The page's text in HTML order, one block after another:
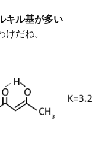
キル基が多い
だね。